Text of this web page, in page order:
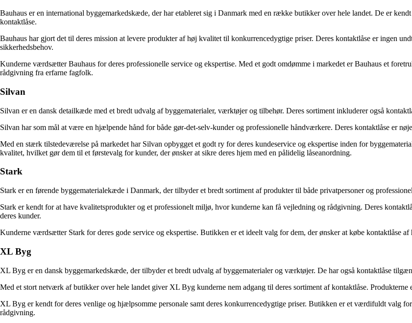
Bauhaus er en international byggemarkedskæde, der har etableret sig i Danmark med en række butikker over hele landet. De er
kontaktlåse.
Bauhaus har gjort det til deres mission at levere produkter af høj kvalitet til konkurrencedygtige priser. Deres kontaktlåse er ingen
sikkerhedsbehov.
Kunderne værdsætter Bauhaus for deres professionelle service og ekspertise. Med et godt omdømme i markedet er Bauhaus et
rådgivning fra erfarne fagfolk.
Silvan
Silvan er en dansk detailkæde med et bredt udvalg af byggematerialer, værktøjer og tilbehør. Deres sortiment inkluderer også
Silvan har som mål at være en hjælpende hånd for både gør-det-selv-kunder og professionelle håndværkere. Deres kontaktlåse er
Med en stærk tilstedeværelse på markedet har Silvan opbygget et godt ry for deres kundeservice og ekspertise inden for
kvalitet, hvilket gør dem til et førstevalg for kunder, der ønsker at sikre deres hjem med en pålidelig låseanordning.
Stark
Stark er en førende byggematerialekæde i Danmark, der tilbyder et bredt sortiment af produkter til både privatpersoner og
Stark er kendt for at have kvalitetsprodukter og et professionelt miljø, hvor kunderne kan få vejledning og rådgivning. Deres
deres kunder.
Kunderne værdsætter Stark for deres gode service og ekspertise. Butikken er et ideelt valg for dem, der ønsker at købe kontaktlåse
XL Byg
XL Byg er en dansk byggemarkedskæde, der tilbyder et bredt udvalg af byggematerialer og værktøjer. De har også kontaktlåse
Med et stort netværk af butikker over hele landet giver XL Byg kunderne nem adgang til deres sortiment af kontaktlåse.
XL Byg er kendt for deres venlige og hjælpsomme personale samt deres konkurrencedygtige priser. Butikken er et værdifuldt valg
rådgivning.